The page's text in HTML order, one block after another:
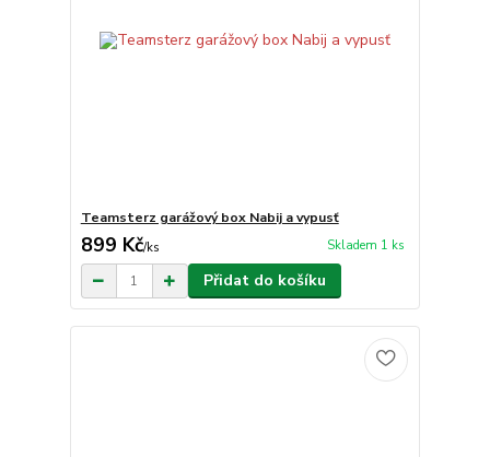
Teamsterz garážový box Nabij a vypusť
899 Kč/ks Skladem 1 ks
Přidat do košíku